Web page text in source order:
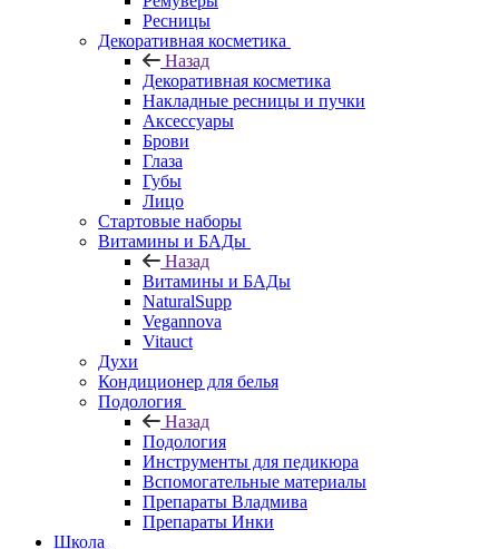
Ресницы
Декоративная косметика
Назад
Декоративная косметика
Накладные ресницы и пучки
Аксессуары
Брови
Глаза
Губы
Лицо
Стартовые наборы
Витамины и БАДы
Назад
Витамины и БАДы
NaturalSupp
Vegannova
Vitauct
Духи
Кондиционер для белья
Подология
Назад
Подология
Инструменты для педикюра
Вспомогательные материалы
Препараты Владмива
Препараты Инки
Школа